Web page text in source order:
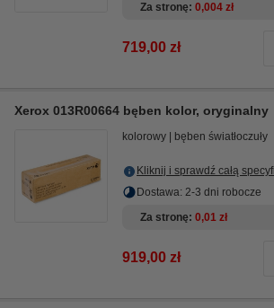
Za stronę 0,004 zł
719,00 zł
Xerox 013R00664 bęben kolor, oryginalny
kolorowy bęben światłoczuły
Kliknij i sprawdź całą
Dostawa: 2-3 dni robocze
Za stronę 0,01 zł
919,00 zł